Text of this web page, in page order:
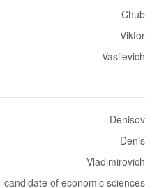
Chub
Viktor
Vasilevich
Denisov
Denis
Vladimirovich
candidate of economic sciences